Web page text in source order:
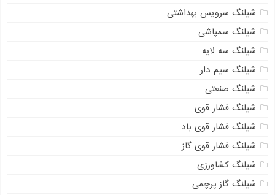
شیلنگ سرویس بهداشتی
شیلنگ سمپاشی
شیلنگ سه لایه
شیلنگ سیم دار
شیلنگ صنعتی
شیلنگ فشار قوی
شیلنگ فشار قوی باد
شیلنگ فشار قوی گاز
شیلنگ کشاورزی
شیلنگ گاز پرچمی